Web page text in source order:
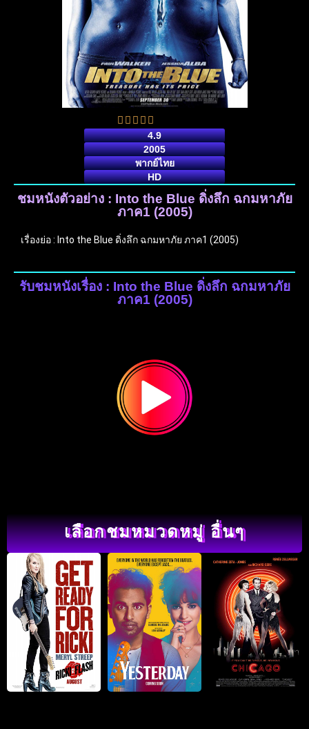
4.9
2005
พากย์ไทย
HD
ชมหนังตัวอย่าง : Into the Blue ดิ่งลึก ฉกมหาภัย
ภาค1 (2005)
เรื่องย่อ : Into the Blue ดิ่งลึก ฉกมหาภัย ภาค1 (2005)
รับชมหนังเรื่อง : Into the Blue ดิ่งลึก ฉกมหาภัย
ภาค1 (2005)
เลือกชมหมวดหมู่ อื่นๆ